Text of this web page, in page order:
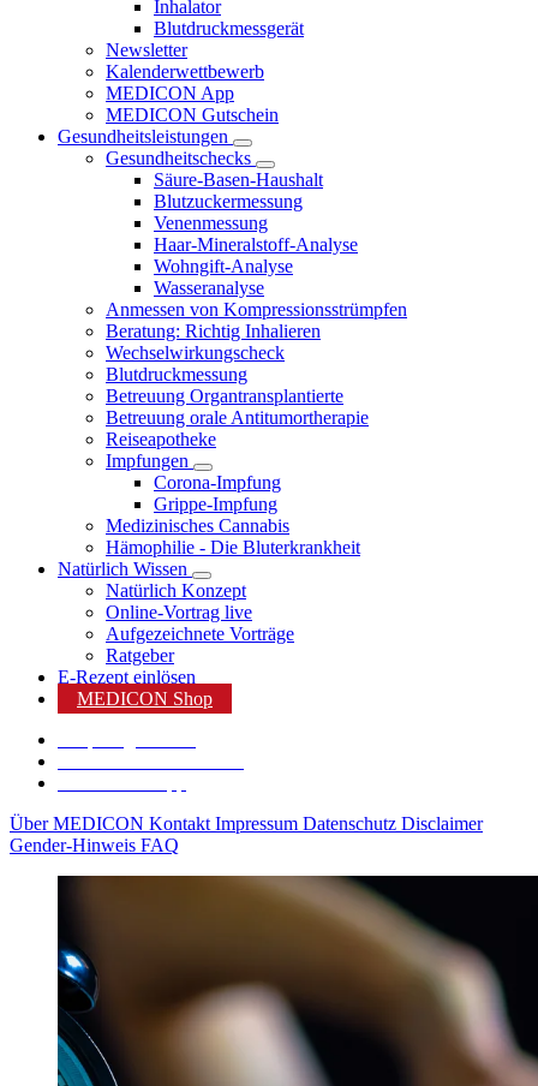
Inhalator
Blutdruckmessgerät
Newsletter
Kalenderwettbewerb
MEDICON App
MEDICON Gutschein
Gesundheitsleistungen
Gesundheitschecks
Säure-Basen-Haushalt
Blutzuckermessung
Venenmessung
Haar-Mineralstoff-Analyse
Wohngift-Analyse
Wasseranalyse
Anmessen von Kompressionsstrümpfen
Beratung: Richtig Inhalieren
Wechselwirkungscheck
Blutdruckmessung
Betreuung Organtransplantierte
Betreuung orale Antitumortherapie
Reiseapotheke
Impfungen
Corona-Impfung
Grippe-Impfung
Medizinisches Cannabis
Hämophilie - Die Bluterkrankheit
Natürlich Wissen
Natürlich Konzept
Online-Vortrag live
Aufgezeichnete Vorträge
Ratgeber
E-Rezept einlösen
MEDICON Shop
Über MEDICON Kontakt Impressum Datenschutz Disclaimer
Gender-Hinweis FAQ